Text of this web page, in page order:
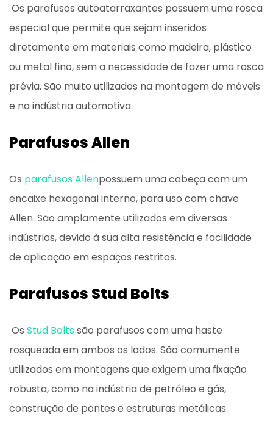
Os parafusos autoatarraxantes possuem uma rosca
especial que permite que sejam inseridos
diretamente em materiais como madeira, plástico
ou metal fino, sem a necessidade de fazer uma rosca
prévia. São muito utilizados na montagem de móveis
e na indústria automotiva.
Parafusos Allen
Os parafusos Allenpossuem uma cabeça com um
encaixe hexagonal interno, para uso com chave
Allen. São amplamente utilizados em diversas
indústrias, devido à sua alta resistência e facilidade
de aplicação em espaços restritos.
Parafusos Stud Bolts
Os Stud Bolts são parafusos com uma haste
rosqueada em ambos os lados. São comumente
utilizados em montagens que exigem uma fixação
robusta, como na indústria de petróleo e gás,
construção de pontes e estruturas metálicas.